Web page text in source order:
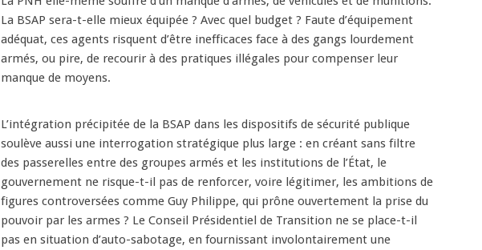
La BSAP sera-t-elle mieux équipée ? Avec quel budget ? Faute d’équipement
adéquat, ces agents risquent d’être inefficaces face à des gangs lourdement
armés, ou pire, de recourir à des pratiques illégales pour compenser leur
manque de moyens.
L’intégration précipitée de la BSAP dans les dispositifs de sécurité publique
soulève aussi une interrogation stratégique plus large : en créant sans filtre
des passerelles entre des groupes armés et les institutions de l’État, le
gouvernement ne risque-t-il pas de renforcer, voire légitimer, les ambitions de
figures controversées comme Guy Philippe, qui prône ouvertement la prise du
pouvoir par les armes ? Le Conseil Présidentiel de Transition ne se place-t-il
pas en situation d’auto-sabotage, en fournissant involontairement une